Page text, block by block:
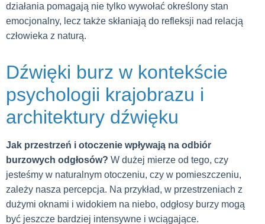
działania pomagają nie tylko wywołać określony stan
emocjonalny, lecz także skłaniają do refleksji nad relacją
człowieka z naturą.
Dźwięki burz w kontekście
psychologii krajobrazu i
architektury dźwięku
Jak przestrzeń i otoczenie wpływają na odbiór
burzowych odgłosów? W dużej mierze od tego, czy
jesteśmy w naturalnym otoczeniu, czy w pomieszczeniu,
zależy nasza percepcja. Na przykład, w przestrzeniach z
dużymi oknami i widokiem na niebo, odgłosy burzy mogą
być jeszcze bardziej intensywne i wciągające.